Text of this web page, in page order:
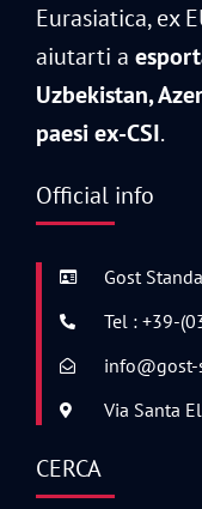
Eurasiatica, ex
aiutarti a
Uzbekistan,
paesi ex-CSI.
Official info
Gost
Tel : +39-
info@gost-
Via Santa
CERCA